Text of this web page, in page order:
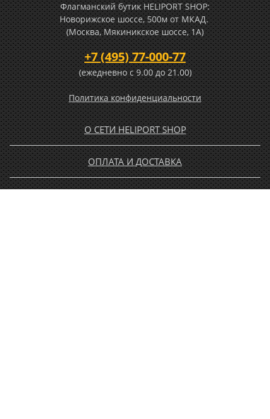
Флагманский бутик HELIPORT SHOP:
Новорижское шоссе, 500м от МКАД.
(Москва, Мякиникское шоссе, 1А)
+7 (495) 77-000-77
(ежедневно c 9.00 до 21.00)
Политика конфиденциальности
О СЕТИ HELIPORT SHOP
ОПЛАТА И ДОСТАВКА